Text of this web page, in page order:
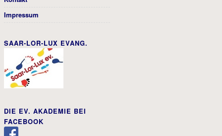
Impressum
SAAR-LOR-LUX EVANG.
DIE EV. AKADEMIE BEI
FACEBOOK